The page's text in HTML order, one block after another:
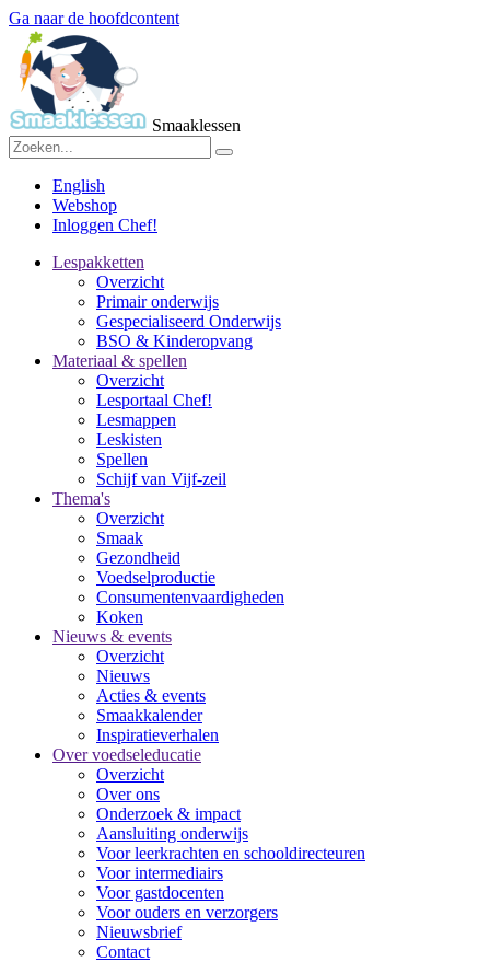
Ga naar de hoofdcontent
Smaaklessen
English
Webshop
Inloggen Chef!
Lespakketten
Overzicht
Primair onderwijs
Gespecialiseerd Onderwijs
BSO & Kinderopvang
Materiaal & spellen
Overzicht
Lesportaal Chef!
Lesmappen
Leskisten
Spellen
Schijf van Vijf-zeil
Thema's
Overzicht
Smaak
Gezondheid
Voedselproductie
Consumentenvaardigheden
Koken
Nieuws & events
Overzicht
Nieuws
Acties & events
Smaakkalender
Inspiratieverhalen
Over voedseleducatie
Overzicht
Over ons
Onderzoek & impact
Aansluiting onderwijs
Voor leerkrachten en schooldirecteuren
Voor intermediairs
Voor gastdocenten
Voor ouders en verzorgers
Nieuwsbrief
Contact